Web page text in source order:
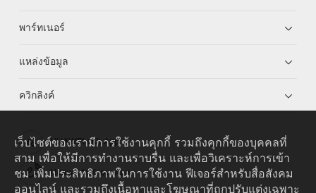
พาร์ทเนอร์
แหล่งข้อมูล
ควิกลิงค์
HUAWEI eKit App
Huawei HiKnow App
เว็บไซต์ของเรามีการใช้งานคุกกี้ รวมถึงคุกกี้ของบุคคลที่
สาม เพื่อให้มีการทำงานราบรื่น และเพื่อวิเคราะห์การเข้า
ชม เพิ่มประสิทธิภาพในการใช้งาน ฟีเจอร์สำหรับสื่อสังคม
ออนไลน์ และรวมถึงเนื้อหาและโฆษณาที่ถูกปรับแต่งเฉพาะ